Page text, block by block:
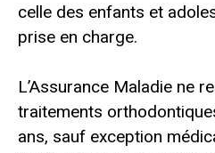
celle des enfants et
prise en charge.
L’Assurance Maladie ne
traitements
ans, sauf exception